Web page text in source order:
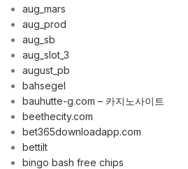
aug_mars
aug_prod
aug_sb
aug_slot_3
august_pb
bahsegel
bauhutte-g.com – 카지노사이트
beethecity.com
bet365downloadapp.com
bettilt
bingo bash free chips